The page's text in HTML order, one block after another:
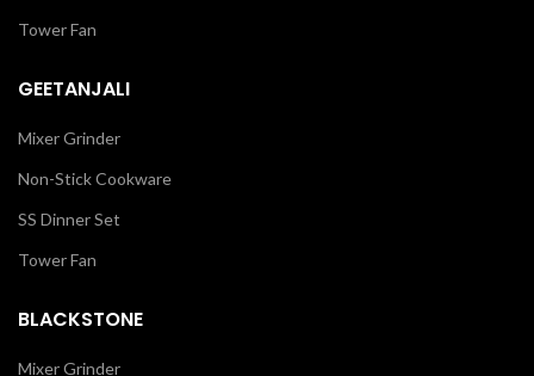
Tower Fan
GEETANJALI
Mixer Grinder
Non-Stick Cookware
SS Dinner Set
Tower Fan
BLACKSTONE
Mixer Grinder